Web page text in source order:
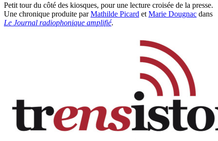
Petit tour du côté des kiosques, pour une lecture croisée de la presse.
Une chronique produite parMathilde Picard et Marie Dougnac dans
Le Journal radiophonique amplifié.